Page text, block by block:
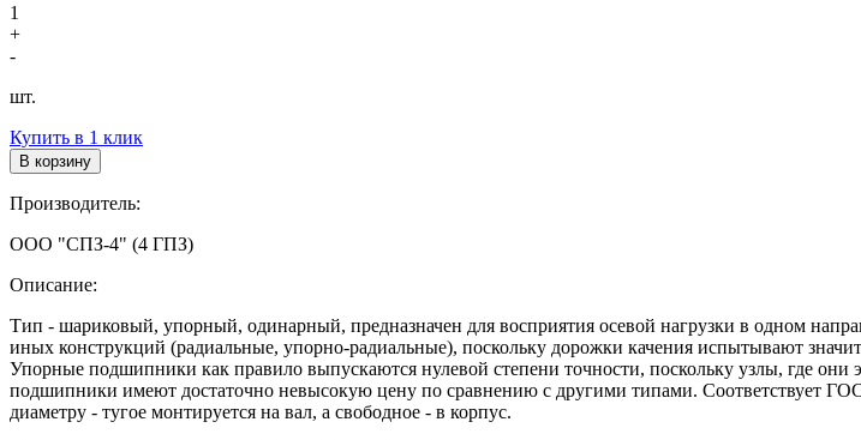
1
+
-
шт.
Купить в 1 клик
В корзину
Производитель:
ООО "СПЗ-4" (4 ГПЗ)
Описание:
Тип - шариковый, упорный, одинарный, предназначен для восприятия осевой нагрузки в одном
иных конструкций (радиальные, упорно-радиальные), поскольку дорожки качения испытывают
Упорные подшипники как правило выпускаются нулевой степени точности, поскольку узлы, где
подшипники имеют достаточно невысокую цену по сравнению с другими типами. Соответствует
диаметру - тугое монтируется на вал, а свободное - в корпус.